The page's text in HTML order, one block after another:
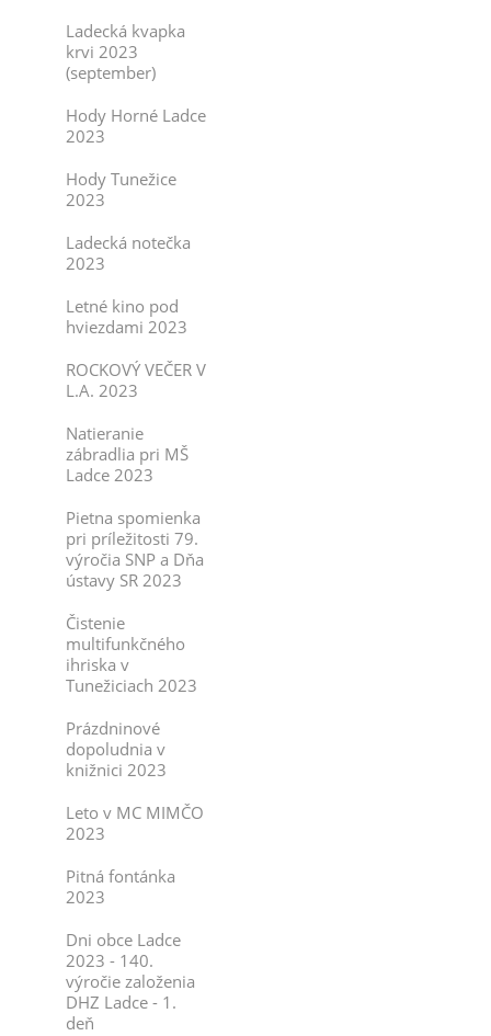
Ladecká kvapka
krvi 2023
(september)
Hody Horné Ladce
2023
Hody Tunežice
2023
Ladecká notečka
2023
Letné kino pod
hviezdami 2023
ROCKOVÝ VEČER V
L.A. 2023
Natieranie
zábradlia pri MŠ
Ladce 2023
Pietna spomienka
pri príležitosti 79.
výročia SNP a Dňa
ústavy SR 2023
Čistenie
multifunkčného
ihriska v
Tunežiciach 2023
Prázdninové
dopoludnia v
knižnici 2023
Leto v MC MIMČO
2023
Pitná fontánka
2023
Dni obce Ladce
2023 - 140.
výročie založenia
DHZ Ladce - 1.
deň